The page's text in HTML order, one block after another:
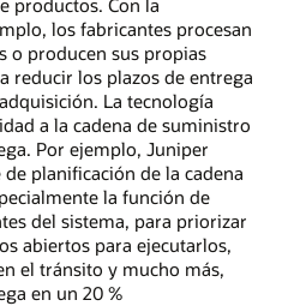
los fabricantes procesan
o producen sus propias
reducir los plazos de entrega
La tecnología
a la cadena de suministro
Por ejemplo, Juniper
planificación de la cadena
la función de
del sistema, para priorizar
abiertos para ejecutarlos,
el tránsito y mucho más,
en un 20 %